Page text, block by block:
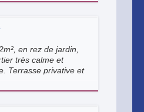
en rez de jardin,
très calme et
Terrasse privative et
Proche du centre